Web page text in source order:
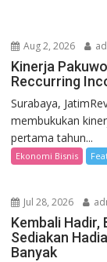
Aug 2, 2026
Kinerja
Reccurring
Surabaya,
membukukan
pertama tahun...
Ekonomi Bisnis
Jul 28, 2026
Kembali
Sediakan
Banyak